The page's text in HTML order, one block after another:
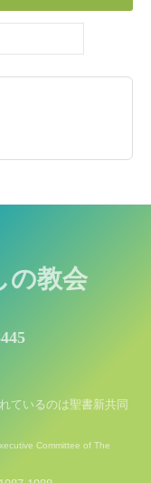
の教会
ているのは聖書新共同
Committee of The